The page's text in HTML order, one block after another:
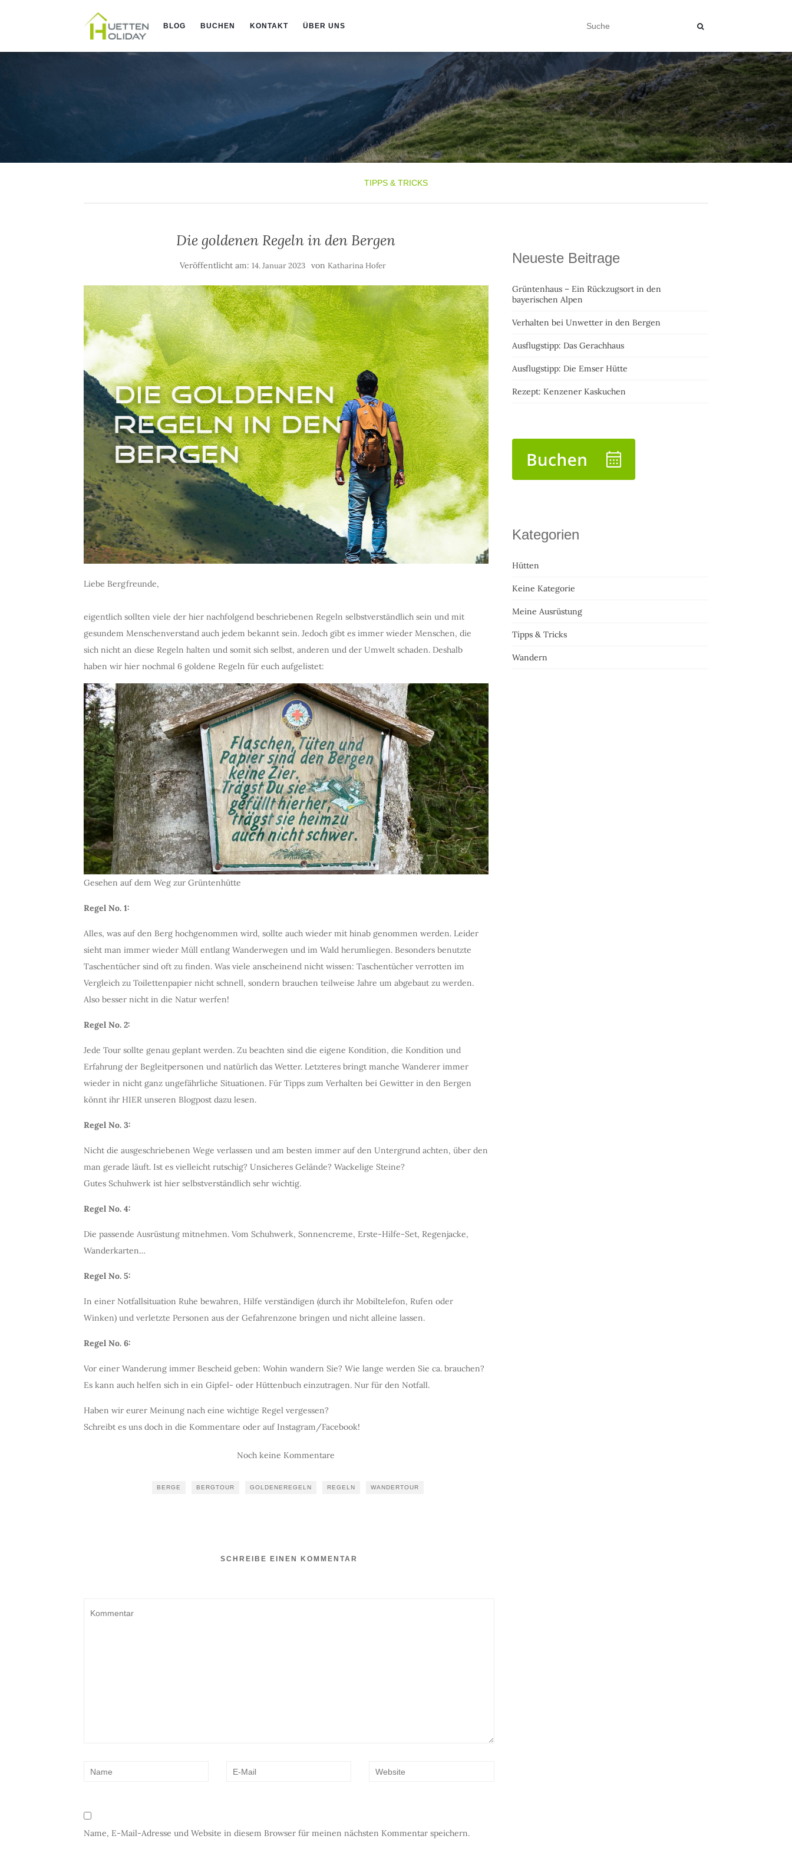
BLOG BUCHEN KONTAKT ÜBER UNS
TIPPS & TRICKS
Die goldenen Regeln in den Bergen
Veröffentlicht am:14. Januar 2023 von Katharina Hofer
Liebe Bergfreunde,
eigentlich sollten viele der hier nachfolgend beschriebenen Regeln selbstverständlich sein und mit
gesundem Menschenverstand auch jedem bekannt sein. Jedoch gibt es immer wieder Menschen, die
sich nicht an diese Regeln halten und somit sich selbst, anderen und der Umwelt schaden. Deshalb
haben wir hier nochmal 6 goldene Regeln für euch aufgelistet:
Gesehen auf dem Weg zur Grüntenhütte
Regel No. 1:
Alles, was auf den Berg hochgenommen wird, sollte auch wieder mit hinab genommen werden. Leider
sieht man immer wieder Müll entlang Wanderwegen und im Wald herumliegen. Besonders benutzte
Taschentücher sind oft zu finden. Was viele anscheinend nicht wissen: Taschentücher verrotten im
Vergleich zu Toilettenpapier nicht schnell, sondern brauchen teilweise Jahre um abgebaut zu werden.
Also besser nicht in die Natur werfen!
Regel No. 2:
Jede Tour sollte genau geplant werden. Zu beachten sind die eigene Kondition, die Kondition und
Erfahrung der Begleitpersonen und natürlich das Wetter. Letzteres bringt manche Wanderer immer
wieder in nicht ganz ungefährliche Situationen. Für Tipps zum Verhalten bei Gewitter in den Bergen
könnt ihr HIER unseren Blogpost dazu lesen.
Regel No. 3:
Nicht die ausgeschriebenen Wege verlassen und am besten immer auf den Untergrund achten, über den
man gerade läuft. Ist es vielleicht rutschig? Unsicheres Gelände? Wackelige Steine?
Gutes Schuhwerk ist hier selbstverständlich sehr wichtig.
Regel No. 4:
Die passende Ausrüstung mitnehmen. Vom Schuhwerk, Sonnencreme, Erste-Hilfe-Set, Regenjacke,
Wanderkarten…
Regel No. 5:
In einer Notfallsituation Ruhe bewahren, Hilfe verständigen (durch ihr Mobiltelefon, Rufen oder
Winken) und verletzte Personen aus der Gefahrenzone bringen und nicht alleine lassen.
Regel No. 6:
Vor einer Wanderung immer Bescheid geben: Wohin wandern Sie? Wie lange werden Sie ca. brauchen?
Es kann auch helfen sich in ein Gipfel- oder Hüttenbuch einzutragen. Nur für den Notfall.
Haben wir eurer Meinung nach eine wichtige Regel vergessen?
Schreibt es uns doch in die Kommentare oder auf Instagram/Facebook!
Noch keine Kommentare
BERGE BERGTOUR GOLDENEREGELN REGELN WANDERTOUR
SCHREIBE EINEN KOMMENTAR
Name, E-Mail-Adresse und Website in diesem Browser für meinen nächsten Kommentar speichern.
Neueste Beitrage
Grüntenhaus – Ein Rückzugsort in den
bayerischen Alpen
Verhalten bei Unwetter in den Bergen
Ausflugstipp: Das Gerachhaus
Ausflugstipp: Die Emser Hütte
Rezept: Kenzener Kaskuchen
Kategorien
Hütten
Keine Kategorie
Meine Ausrüstung
Tipps & Tricks
Wandern